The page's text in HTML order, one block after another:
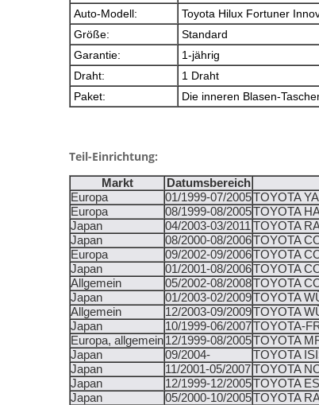
Auto-Modell:
Toyota Hilux Fortuner
Größe:
Standard
Garantie:
1-jährig
Draht:
1 Draht
Paket:
Die inneren Blasen-
Teil-Einrichtung:
Markt Datumsbereich
Europa
01/1999-07/2005TOYOTA
Europa
08/1999-08/2005TOYOTA
Japan
04/2003-03/2011 TOYOTA
Japan
08/2000-08/2006TOYOTA
Europa
09/2002-09/2006TOYOTA
Japan
01/2001-08/2006TOYOTA
Allgemein
05/2002-08/2008TOYOTA
Japan
01/2003-02/2009TOYOTA
Allgemein
12/2003-09/2009TOYOTA
Japan
10/1999-06/2007TOYOTA-
Europa, allgemein12/1999-08/2005TOYOTA
Japan
09/2004- TOYOTA
Japan
11/2001-05/2007TOYOTA
Japan
12/1999-12/2005TOYOTA
Japan
05/2000-10/2005TOYOTA